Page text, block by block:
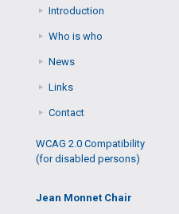
Introduction
Who is who
News
Links
Contact
WCAG 2.0 Compatibility
(for disabled persons)
Jean Monnet Chair